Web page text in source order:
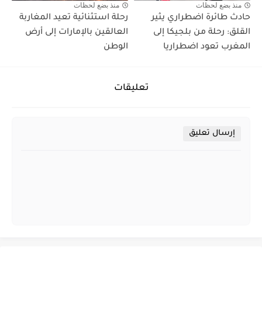
منذ بضع لحظات
حادث طائرة اضطراري يثير
القلق: رحلة من بلجيكا إلى
المغرب تعود اضطراريا
منذ بضع لحظات
رحلة استثنائية تعيد المغاربة
العالقين بالإمارات إلى أرض
الوطن
تعليقات
إرسال تعليق